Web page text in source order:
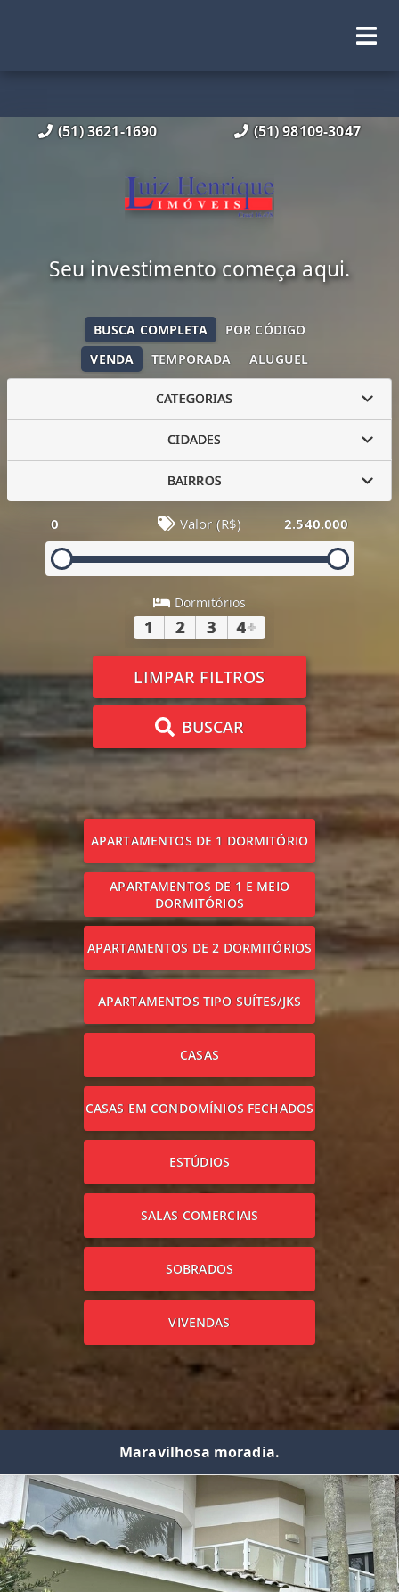
(51) 3621-1690 (51) 98109-3047
Seu investimento começa aqui.
VENDA TEMPORADA ALUGUEL
BUSCA COMPLETA POR CÓDIGO
CATEGORIAS
CIDADES
BAIRROS
0 Valor (R$) 2.540.000
Dormitórios
1 2 3 4+
LIMPAR FILTROS
BUSCAR
APARTAMENTOS DE 1 DORMITÓRIO
APARTAMENTOS DE 1 E MEIO
DORMITÓRIOS
APARTAMENTOS DE 2 DORMITÓRIOS
APARTAMENTOS TIPO SUÍTES/JKS
CASAS
CASAS EM CONDOMÍNIOS FECHADOS
ESTÚDIOS
SALAS COMERCIAIS
SOBRADOS
VIVENDAS
Maravilhosa moradia.